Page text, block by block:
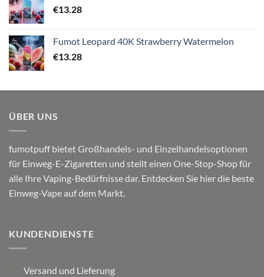
€13.28
Fumot Leopard 40K Strawberry Watermelon
€13.28
ÜBER UNS
fumotpuff bietet Großhandels- und Einzelhandelsoptionen
für Einweg-E-Zigaretten und stellt einen One-Stop-Shop für
alle Ihre Vaping-Bedürfnisse dar. Entdecken Sie hier die beste
Einweg-Vape auf dem Markt.
KUNDENDIENSTE
Versand und Lieferung